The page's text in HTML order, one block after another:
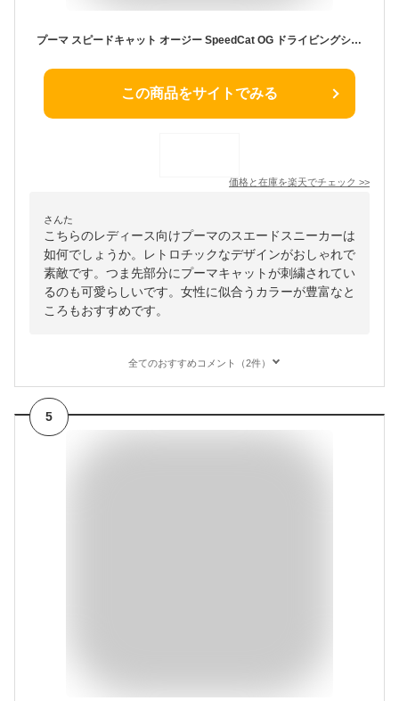
プーマ スピードキャット オージー SpeedCat OG ドライビングシューズ スニーカー 398846 スウェード Puma スエード メンズ レディース ユニセックス
この商品をサイトでみる
価格と在庫を楽天でチェック >>
さんた
こちらのレディース向けプーマのスエードスニーカーは
如何でしょうか。レトロチックなデザインがおしゃれで
素敵です。つま先部分にプーマキャットが刺繍されてい
るのも可愛らしいです。女性に似合うカラーが豊富なと
ころもおすすめです。
全てのおすすめコメント（2件）
5